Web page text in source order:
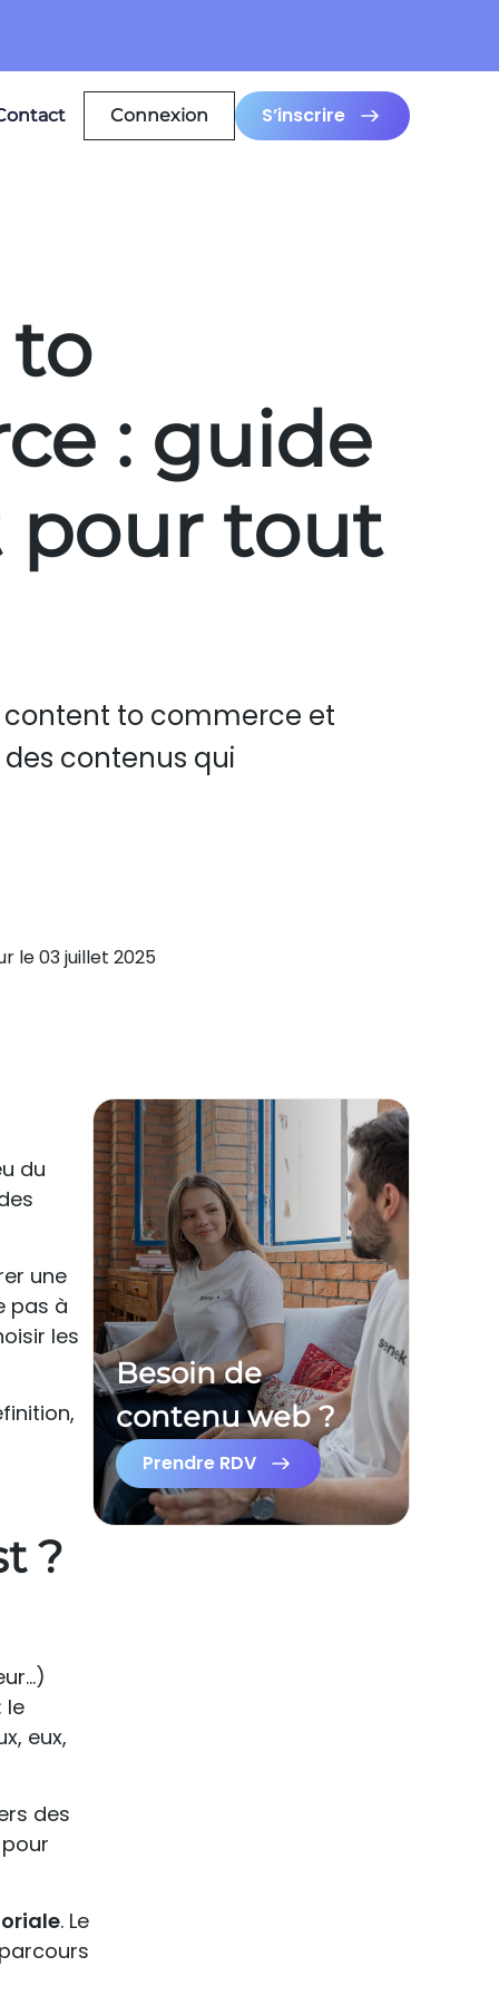
Connexion S’inscrire
: guide
pour tout
to commerce et
contenus qui
le 03 juillet 2025
Besoin de
contenu web ?
Prendre RDV
du
une
pas à
les
?
le
eux,
des
. Le